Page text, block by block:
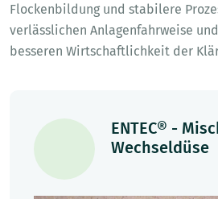
Flockenbildung und stabilere
verlässlichen Anlagenfahrweise
besseren Wirtschaftlichkeit der
ENTEC® -
Wechseldüse